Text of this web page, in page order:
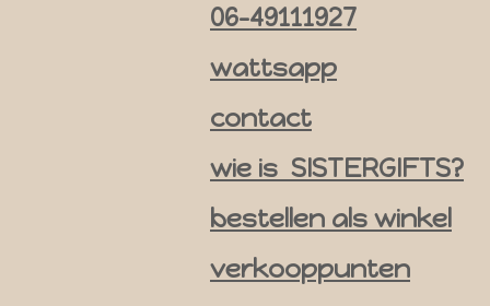
a
g
a
m
06-49111927
wattsapp
contact
wie is SISTERGIFTS?
bestellen als winkel
verkooppunten